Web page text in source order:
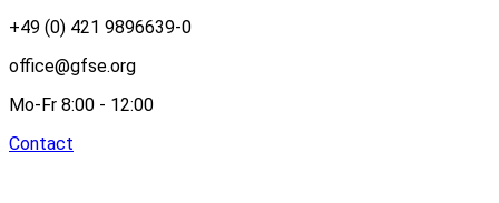
+49 (0) 421 9896639-0
office@gfse.org
Mo-Fr 8:00 - 12:00
Contact